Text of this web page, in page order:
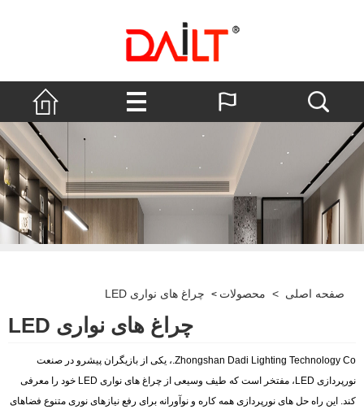
صفحه اصلی > محصولات > چراغ های نواری LED
چراغ های نواری LED
Zhongshan Dadi Lighting Technology Co.، یکی از بازیگران پیشرو در صنعت
نورپردازی LED، مفتخر است که طیف وسیعی از چراغ های نواری LED خود را معرفی
کند. این راه حل های نورپردازی همه کاره و نوآورانه برای رفع نیازهای نوری متنوع فضاهای